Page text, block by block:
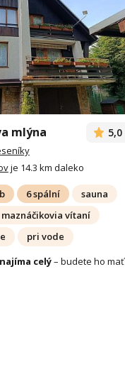
mlýna 5,0
je 14.3 km daleko
6 spální
sauna
maznáčikovia vítaní
pri vode
celý– budete ho mať